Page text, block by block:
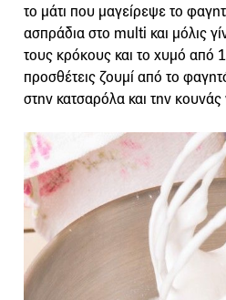
το μάτι που μαγείρεψε το
ασπράδια στο multi και μόλις
τους κρόκους και το χυμό από
προσθέτεις ζουμί από το
στην κατσαρόλα και την